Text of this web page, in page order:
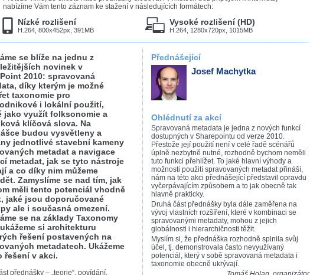
nabízíme Vám tento záznam ke stažení v následujících formátech:
Nízké rozlišení
H.264, 800x452px, 391MB
Vysoké rozlišení (HD)
H.264, 1280x720px, 1015MB
se blíže na jednu z
novinek v
2010: spravovaná
díky kterým je možné
taxonomie pro
i lokální použití,
jako využít folksonomie a
klíčová slova. Na
budou vysvětleny a
jednotlivé stavební kameny
metadat a navigace
metadat, jak se tyto nástroje
a co díky nim můžeme
Zamyslíme se nad tím, jak
měli tento potenciál vhodně
jaké jsou doporučované
ale i současná omezení.
se na základy Taxonomy
si architekturu
řešení postavených na
metadatech. Ukážeme
řešení v akci.
přednášky – „teorie“, povídání,
Přednášející
Josef Machytka
Ohlédnutí za akcí
Spravovaná metadata je jedna z nových funkcí
dostupných v Sharepointu od verze 2010.
Přestože její použití není v celé řadě scénářů
úplně nezbytně nutné, rozhodně bychom neměli
tuto funkci přehlížet. To jaké hlavní výhody a
možnosti použití spravovaných metadat přináší,
nám na této akci přednášející představil opravdu
vyčerpávajícím způsobem a to jak obecně tak
hlavně prakticky.
Druhá část přednášky byla dále zaměřena na
vývoj vlastních rozšíření, které v kombinaci se
spravovanými metadaty, mohou z jejich
globálnosti i hierarchičnosti těžit.
Myslím si, že přednáška rozhodně splnila svůj
účel, tj. demonstrovala často nevyužívaný
potenciál, který v sobě spravovaná metadata i
taxonomie obecně ukrývají.